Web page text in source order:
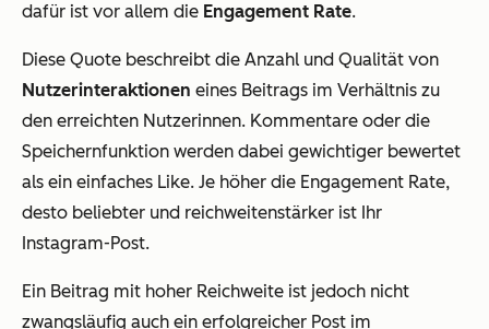
dafür ist vor allem die Engagement Rate.
Diese Quote beschreibt die Anzahl und Qualität von
Nutzerinteraktionen eines Beitrags im Verhältnis zu
den erreichten Nutzerinnen. Kommentare oder die
Speichernfunktion werden dabei gewichtiger bewertet
als ein einfaches Like. Je höher die Engagement Rate,
desto beliebter und reichweitenstärker ist Ihr
Instagram-Post.
Ein Beitrag mit hoher Reichweite ist jedoch nicht
zwangsläufig auch ein erfolgreicher Post im